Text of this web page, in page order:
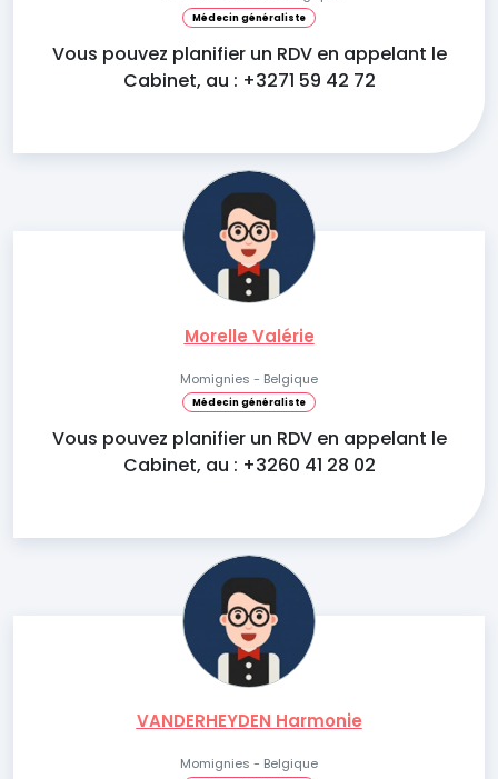
Médecin généraliste
Vous pouvez planifier un RDV en appelant le
Cabinet, au : +3271 59 42 72
Morelle Valérie
Momignies - Belgique
Médecin généraliste
Vous pouvez planifier un RDV en appelant le
Cabinet, au : +3260 41 28 02
VANDERHEYDEN Harmonie
Momignies - Belgique